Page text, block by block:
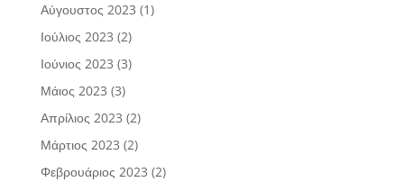
Αύγουστος 2023 (1)
Ιούλιος 2023 (2)
Ιούνιος 2023 (3)
Μάιος 2023 (3)
Απρίλιος 2023 (2)
Μάρτιος 2023 (2)
Φεβρουάριος 2023 (2)